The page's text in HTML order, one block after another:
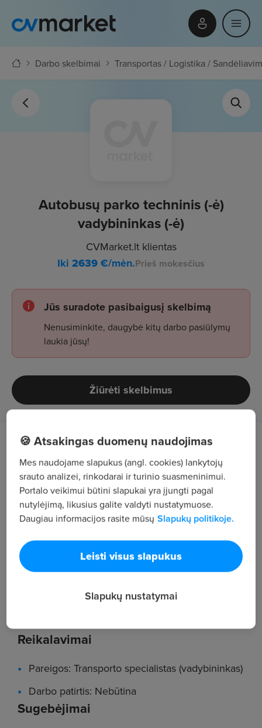
Darbo skelbimai Transportas / Logistika /
Autobusų parko techninis (-ė)
vadybininkas (-ė)
CVMarket.lt klientas
Iki 2639€/mėn.Prieš mokesčius
Jūs suradote pasibaigusį skelbimą
Nenusiminkite, daugybė kitų darbo pasiūlymų
laukia jūsų!
Žiūrėti skelbimus
Darbo aprašymas
Autobusų parko (~ 15 autobusų) techninės
priežiūros ir remonto organizavimas
Techninės priežiūros planavimas ir kontrolė.
Darbas su servisais ir tiekėjais.
Transporto priemonių techninės būklės ir
parengimo eksploatacijai kontrolė.
Reikalavimai
Pareigos: Transporto specialistas (vadybininkas)
Darbo patirtis: Nebūtina
Sugebėjimai
🍪 Atsakingas duomenų naudojimas
Mes naudojame slapukus (angl. cookies) lankytojų
srauto analizei, rinkodarai ir turinio suasmeninimui.
Portalo veikimui būtini slapukai yra įjungti pagal
nutylėjimą, likusius galite valdyti nustatymuose.
Daugiau informacijos rasite mūsų Slapukų politikoje.
Leisti visus slapukus
Slapukų nustatymai